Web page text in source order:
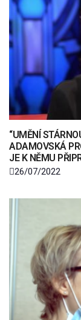
“UMĚNÍ
ADAMOVSKÁ
JE K NĚMU
26/07/2022